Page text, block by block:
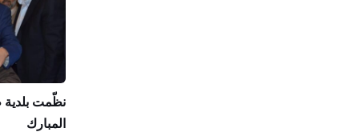
نظّمت
المبارك